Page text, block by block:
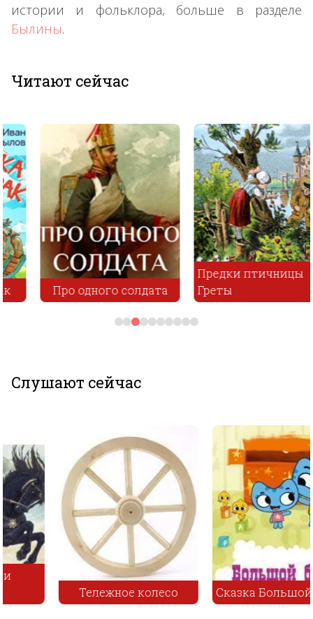
истории и фольклора, больше в разделе
Былины.
Читают сейчас
Про одного солдата
Предки птичницы
Греты
Слушают сейчас
Тележное колесо Сказка Большой букет